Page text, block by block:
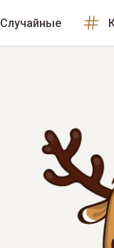
Случайные